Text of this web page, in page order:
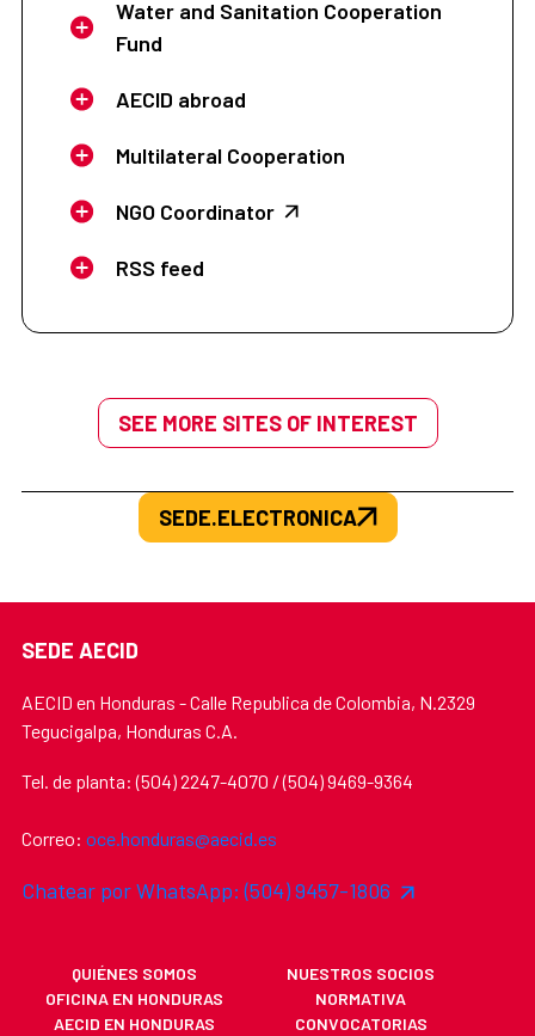
Water and Sanitation Cooperation
Fund
AECID abroad
Multilateral Cooperation
NGO Coordinator
RSS feed
SEE MORE SITES OF INTEREST
SEDE.ELECTRONICA
SEDE AECID
AECID en Honduras - Calle Republica de Colombia, N.2329
Tegucigalpa, Honduras C.A.
Tel. de planta: (504) 2247-4070 / (504) 9469-9364
Correo: oce.honduras@aecid.es
Chatear por WhatsApp: (504) 9457-1806
QUIÉNES SOMOS
NUESTROS SOCIOS
OFICINA EN HONDURAS
NORMATIVA
AECID EN HONDURAS
CONVOCATORIAS